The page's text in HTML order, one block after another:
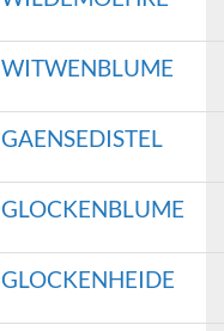
WITWENBLUME
GAENSEDISTEL
GLOCKENBLUME
GLOCKENHEIDE